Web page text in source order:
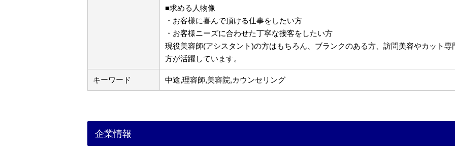
■求める人物像
・お客様に喜んで頂ける仕事をしたい方
・お客様ニーズに合わせた丁寧な接客をしたい方
現役美容師(アシスタント)の方はもちろん、ブランクのある方、訪問美容やカット
方が活躍しています。
キーワード 中途,理容師,美容院,カウンセリング
企業情報